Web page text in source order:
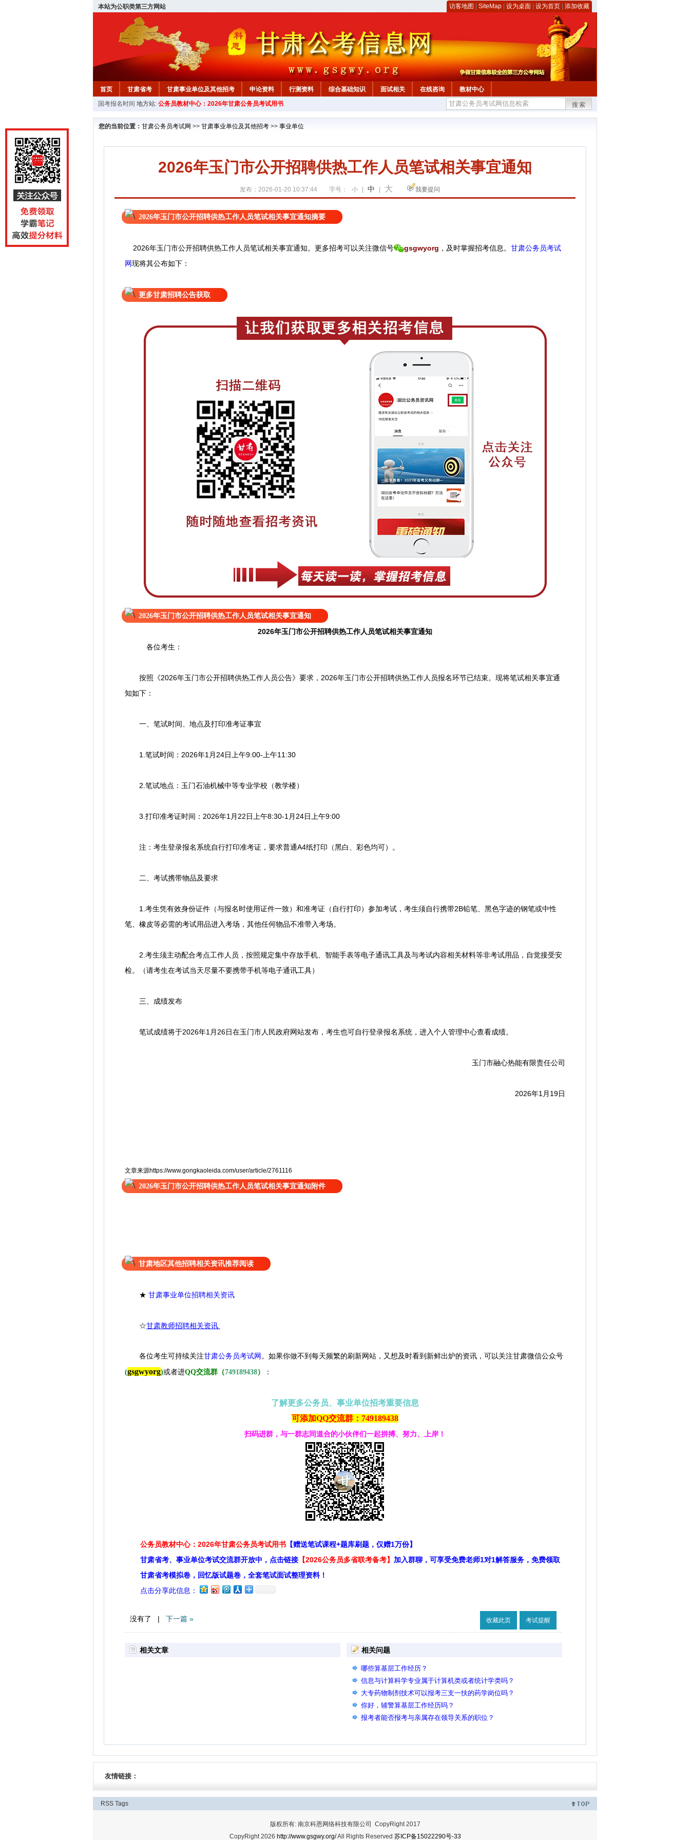
本站为公职类第三方网站 访客地图 SiteMap 设为桌面 设为首页 添加收藏
首页 甘肃省考 甘肃事业单位及其他招考 申论资料 行测资料 综合基础知识 面试相关 在线咨询
教材中心
国考报名时间 地方站: 公务员教材中心：2026年甘肃公务员考试用书 搜索
您的当前位置： 甘肃公务员考试网 >> 甘肃事业单位及其他招考 >> 事业单位
2026年玉门市公开招聘供热工作人员笔试相关事宜通知
发布：2026-01-20 10:37:44 字号： 小 中 大 我要提问
2026年玉门市公开招聘供热工作人员笔试相关事宜通知摘要
2026年玉门市公开招聘供热工作人员笔试相关事宜通知。 更多招考可以关注微信号 gsgwyorg ， 及时掌握招考信息。 甘肃公务员考试
网现将其公布如下：
更多甘肃招聘公告获取
2026年玉门市公开招聘供热工作人员笔试相关事宜通知
2026年玉门市公开招聘供热工作人员笔试相关事宜通知
各位考生：
按照《2026年玉门市公开招聘供热工作人员公告》要求，2026年玉门市公开招聘供热工作人员报名环节已结束。现将笔试相关事宜通
知如下：
一、笔试时间、地点及打印准考证事宜
1.笔试时间：2026年1月24日上午9:00-上午11:30
2.笔试地点：玉门石油机械中等专业学校（教学楼）
3.打印准考证时间：2026年1月22日上午8:30-1月24日上午9:00
注：考生登录报名系统自行打印准考证，要求普通A4纸打印（黑白、彩色均可）。
二、考试携带物品及要求
1.考生凭有效身份证件（与报名时使用证件一致）和准考证（自行打印）参加考试，考生须自行携带2B铅笔、黑色字迹的钢笔或中性
笔、橡皮等必需的考试用品进入考场，其他任何物品不准带入考场。
2.考生须主动配合考点工作人员，按照规定集中存放手机、智能手表等电子通讯工具及与考试内容相关材料等非考试用品，自觉接受安
检。（请考生在考试当天尽量不要携带手机等电子通讯工具）
三、成绩发布
笔试成绩将于2026年1月26日在玉门市人民政府网站发布，考生也可自行登录报名系统，进入个人管理中心查看成绩。
玉门市融心热能有限责任公司
2026年1月19日
文章来源https://www.gongkaoleida.com/user/article/2761116
2026年玉门市公开招聘供热工作人员笔试相关事宜通知附件
甘肃地区其他招聘相关资讯推荐阅读
★ 甘肃事业单位招聘相关资讯
☆甘肃教师招聘相关资讯
各位考生可持续关注甘肃公务员考试网 。 如果你做不到每天频繁的刷新网站，又想及时看到新鲜出炉的资讯，可以关注甘肃微信公众号
(gsgwyorg)或者进QQ交流群（749189438） ：
了解更多公务员、事业单位招考重要信息
可添加QQ交流群：749189438
扫码进群，与一群志同道合的小伙伴们一起拼搏、努力、上岸！
公务员教材中心：2026年甘肃公务员考试用书 【赠送笔试课程+题库刷题，仅赠1万份】
甘肃省考、事业单位考试交流群开放中，点击链接 【2026公务员多省联考备考】 加入群聊，可享受免费老师1对1解答服务，免费领取
甘肃省考模拟卷，回忆版试题卷，全套笔试面试整理资料！
点击分享此信息：
没有了 | 下一篇 » 收藏此页 考试提醒
相关文章 相关问题
哪些算基层工作经历？
信息与计算科学专业属于计算机类或者统计学类吗？
大专药物制剂技术可以报考三支一扶的药学岗位吗？
你好，辅警算基层工作经历吗？
报考者能否报考与亲属存在领导关系的职位？
友情链接：
RSS Tags
版权所有: 南京科恩网络科技有限公司 CopyRight 2017
CopyRight 2026 http://www.gsgwy.org/All Rights Reserved 苏ICP备15022290号-33